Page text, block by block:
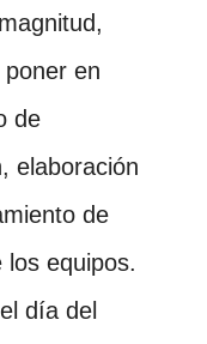
en
de
elaboración
de
los equipos.
día del